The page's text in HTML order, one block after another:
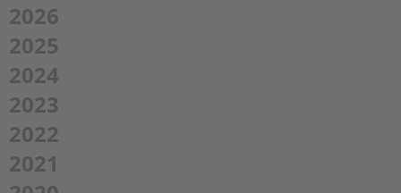
2026
2025
2024
2023
2022
2021